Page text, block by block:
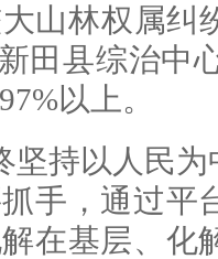
山林权属纠
田县综治中
以上。
坚持以人民
手，通过平
在基层、化